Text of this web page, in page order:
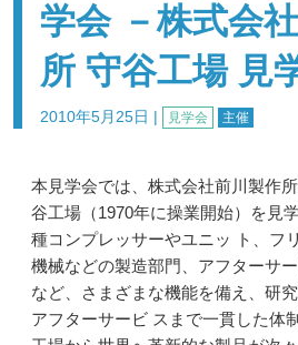
学会 －株式会
所 守谷工場 見
2010年5月25日 | 見学会 主催
本見学会では、株式会社前川製作
谷工場（1970年に操業開始）を見
種コンプレッサーやユニッ ト、フ
機械などの製造部門、アフターサ
など、さまざまな機能を備え、研
アフターサービ スまで一貫した体